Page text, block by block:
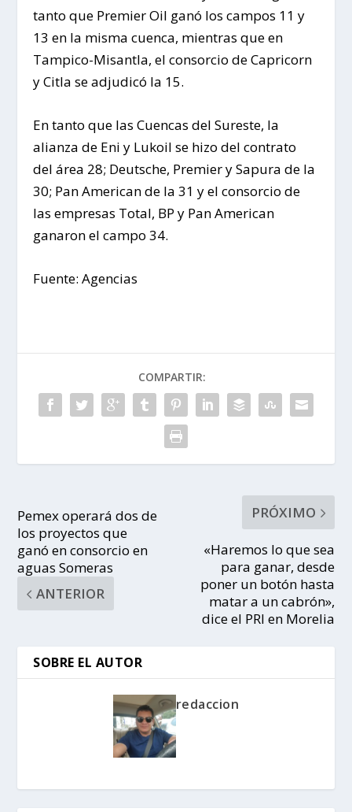
tanto que Premier Oil ganó los campos 11 y
13 en la misma cuenca, mientras que en
Tampico-Misantla, el consorcio de Capricorn
y Citla se adjudicó la 15.
En tanto que las Cuencas del Sureste, la
alianza de Eni y Lukoil se hizo del contrato
del área 28; Deutsche, Premier y Sapura de la
30; Pan American de la 31 y el consorcio de
las empresas Total, BP y Pan American
ganaron el campo 34.
Fuente: Agencias
COMPARTIR:
Pemex operará dos de
los proyectos que
ganó en consorcio en
aguas Someras
ANTERIOR
PRÓXIMO
«Haremos lo que sea
para ganar, desde
poner un botón hasta
matar a un cabrón»,
dice el PRI en Morelia
SOBRE EL AUTOR
redaccion